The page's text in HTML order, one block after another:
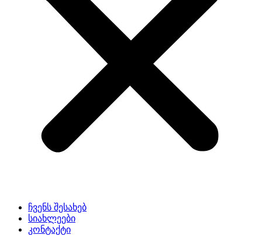
ჩვენს შესახებ
სიახლეები
კონტაქტი